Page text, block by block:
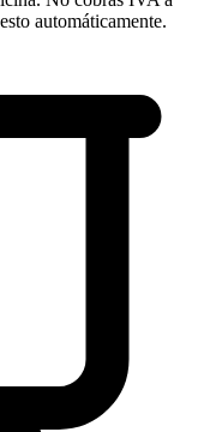
automáticamente.